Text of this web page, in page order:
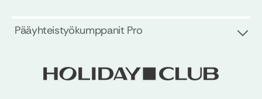
Pääyhteistyökumppanit Pro